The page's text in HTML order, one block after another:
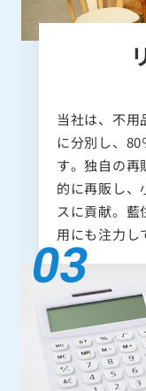
当社は、不用
に分別し、
す。独自の再
的に再販し、
スに貢献。
用にも注力し